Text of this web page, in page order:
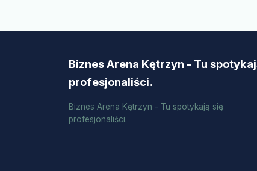
Biznes Arena Kętrzyn - Tu
profesjonaliści.
Biznes Arena Kętrzyn - Tu spotykają się
profesjonaliści.